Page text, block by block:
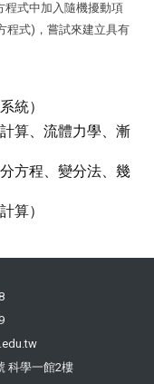
程式中加入隨機擾動項
程式)，嘗試來建立具有
統）
算、流體力學、漸
方程、變分法、幾
算）
科學一館2樓